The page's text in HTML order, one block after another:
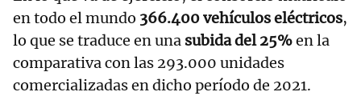
en todo el mundo 366.400 vehículos eléctricos,
lo que se traduce en una subida del 25%en la
comparativa con las 293.000 unidades
comercializadas en dicho período de 2021.